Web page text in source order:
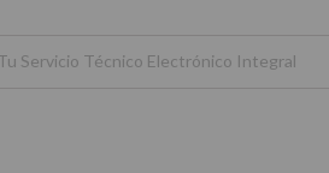
Servicio Técnico Electrónico Integral